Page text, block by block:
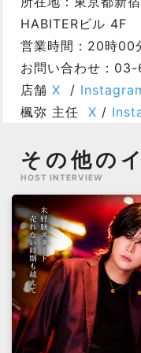
HABITERビル 4F
営業時間：20時00
お問い合わせ：
店舗X /
楓弥 主任X /
その他の
HOST INTERVIEW